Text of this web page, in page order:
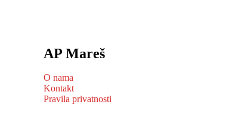
AP Mareš
O nama
Kontakt
Pravila privatnosti